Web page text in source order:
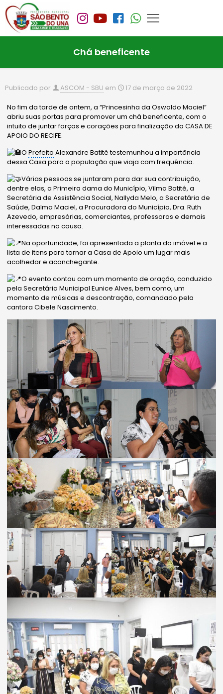
Chá beneficente
Publicado por ASCOM - SBU em 17 de março de 2022
No fim da tarde de ontem, a “Princesinha da Oswaldo Maciel”
abriu suas portas para promover um chá beneficente, com o
intuito de juntar forças e corações para finalização da CASA DE
APOIO DO RECIFE.
OPrefeito Alexandre Batité testemunhou a importância
dessa Casa para a população que viaja com frequência.
Várias pessoas se juntaram para dar sua contribuição,
dentre elas, a Primeira dama do Município, Vilma Batité, a
Secretária de Assistência Social, Nallyda Melo, a Secretária de
Saúde, Dalma Maciel, a Procuradora do Município, Dra. Ruth
Azevedo, empresárias, comerciantes, professoras e demais
interessadas na causa.
Na oportunidade, foi apresentada a planta do imóvel e a
lista de itens para tornar a Casa de Apoio um lugar mais
acolhedor e aconchegante.
O evento contou com um momento de oração, conduzido
pela Secretária Municipal Eunice Alves, bem como, um
momento de músicas e descontração, comandado pela
cantora Cibele Nascimento.